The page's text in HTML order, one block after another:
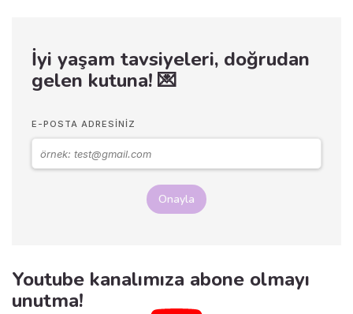
bir durum olabilir mi? İşte bu
noktada “megalomani”
kavramı devreye giriyor. Bu
psikolojik kökenlerini ve bu
ele alacağız.
İyi yaşam tavsiyeleri, doğrudan
gelen kutuna! 💌
E-POSTA ADRESINIZ
Onayla
Youtube kanalımıza abone olmayı
unutma!